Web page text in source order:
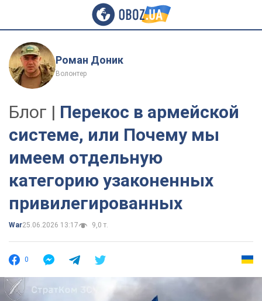
Роман Доник
Волонтер
Блог | Перекос в армейской
системе, или Почему мы
имеем отдельную
категорию узаконенных
привилегированных
War25.06.2026 13:17 9,0 т.
0